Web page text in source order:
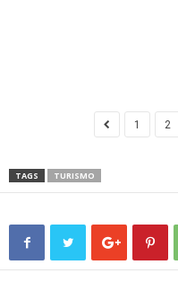
1 2
TAGS TURISMO